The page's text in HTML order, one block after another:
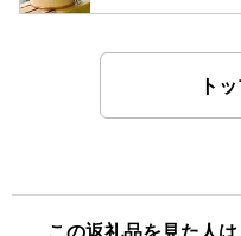
ト
この返礼品を見た人